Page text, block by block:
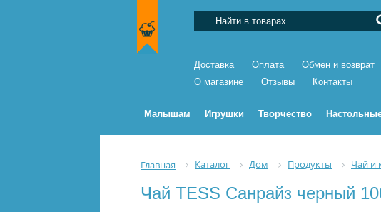
Доставка Оплата
Обмен и возврат
О магазине
Отзывы Контакты
Малышам Игрушки Творчество
Главная Каталог Дом Продукты Чай и
Чай TESS Санрайз черный